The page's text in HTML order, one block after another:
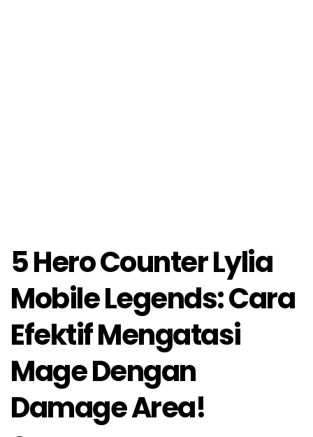
5 Hero Counter Lylia
Mobile Legends: Cara
Efektif Mengatasi
Mage Dengan
Damage Area!